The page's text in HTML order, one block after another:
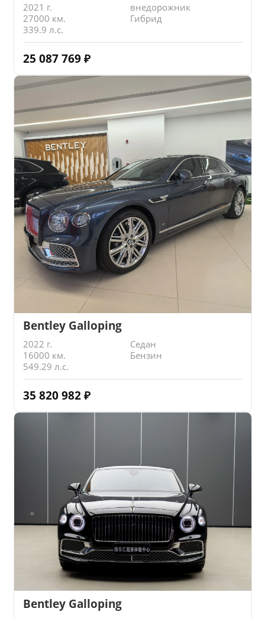
2021 г.
внедорожник
27000 км.
Гибрид
339.9 л.с.
25 087 769 ₽
Bentley Galloping
2022 г.
Седан
16000 км.
Бензин
549.29 л.с.
35 820 982 ₽
Bentley Galloping